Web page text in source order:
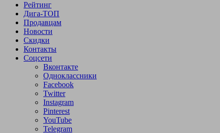
Рейтинг
Дига-ТОП
Продавцам
Новости
Скидки
Контакты
Соцсети
Вконтакте
Одноклассники
Facebook
Twitter
Instagram
Pinterest
YouTube
Telegram